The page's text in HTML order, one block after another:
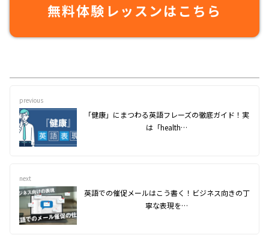
無料体験レッスンはこちら
previous
「健康」にまつわる英語フレーズの徹底ガイド！実
は「health…
next
英語での催促メールはこう書く！ビジネス向きの丁
寧な表現を…